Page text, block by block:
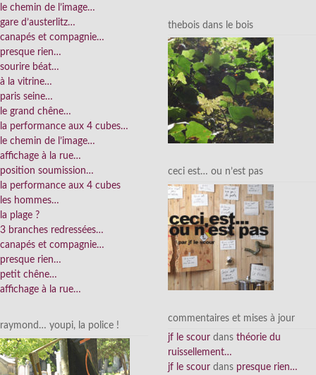
le chemin de l’image…
gare d’austerlitz…
canapés et compagnie…
presque rien…
sourire béat…
à la vitrine…
paris seine…
le grand chêne…
la performance aux 4 cubes…
le chemin de l’image…
affichage à la rue…
position soumission…
la performance aux 4 cubes
les hommes…
la plage ?
3 branches redressées…
canapés et compagnie…
presque rien…
petit chêne…
affichage à la rue…
raymond… youpi, la police !
thebois dans le bois
ceci est… ou n’est pas
commentaires et mises à jour
jf le scour dans théorie du
ruissellement…
jf le scour dans presque rien…